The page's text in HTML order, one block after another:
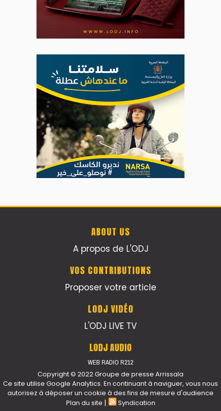
ABOUT US
A propos de L'ODJ
VOS CONTRIBUTIONS
Proposer votre article
LODJ VIDÉO
L'ODJ LIVE TV
LODJ AUDIO
WEB RADIO R212
Copyright © 2022 Groupe de presse Arrissala
Ce site utilise Google Analytics. En continuant à naviguer, vous nous
autorisez à déposer un cookie à des fins de mesure d'audience
Plan du site | Syndication